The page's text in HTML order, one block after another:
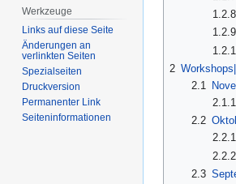
1.2.8
1.2.9
2
2.1
2.1.1
2.2
2.2.1
2.2.2
2.3
Werkzeuge
Links auf diese Seite
Änderungen an
verlinkten Seiten
Spezialseiten
Druckversion
Permanenter Link
Seiten­informationen